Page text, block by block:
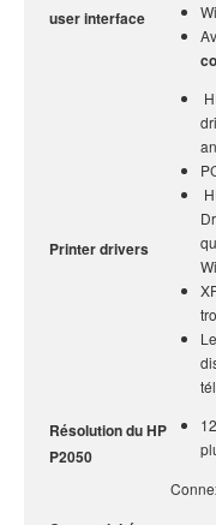
user interface
Printer drivers
Résolution du HP
P2050